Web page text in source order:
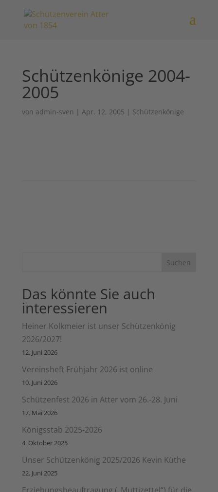
Schützenkönige 2004-
2005
von admin-sven | Apr. 12, 2005 | Schützenkönige
Suchen
Das könnte Sie auch
interessieren
Heiner Kolkmeier ist unser Schützenkönig
2026/2027!
12. Juni 2026
Vereinsheft Frühjahr 2026 ist online
10. Juni 2026
Schützenfest 2026 in Atter vom 26.-28. Juni
17. Mai 2026
Königsstab 2025-2026
4. Oktober 2025
Unser Schützenkönig 2025/2026 Kevin Küthe
22. Juni 2025